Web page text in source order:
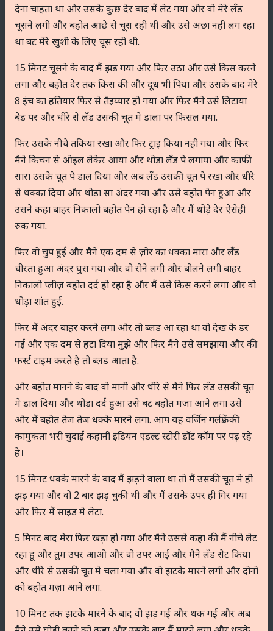
देना चाहता था और उसके कुछ देर बाद मैं लेट गया और वो मेरे लॅंड
चूसने लगी और बहोत आछे से चूस रही थी और उसे अछा नही लग रहा
था बट मेरे खुशी के लिए चूस रही थी.
15 मिनट चूसने के बाद मैं झड़ गया और फिर उठा और उसे किस करने
लगा और बहोत देर तक किस की और दूध भी पिया और उसके बाद मेरे
8 इंच का हतियार फिर से तैइय्यार हो गया और फिर मैने उसे लिटाया
बेड पर और धीरे से लॅंड उसकी चूत मे डाला पर फिसल गया.
फिर उसके नीचे तकिया रखा और फिर ट्राइ किया नही गया और फिर
मैने किचन से ओइल लेकेर आया और थोड़ा लॅंड पे लगाया और काफ़ी
सारा उसके चूत पे डाल दिया और अब लॅंड उसकी चूत पे रखा और धीरे
से धक्का दिया और थोड़ा सा अंदर गया और उसे बहोत पेन हुआ और
उसने कहा बाहर निकालो बहोत पेन हो रहा है और मैं थोड़े देर ऐसेही
रुक गया.
फिर वो चुप हुई और मैने एक दम से ज़ोर का धक्का मारा और लॅंड
चीरता हुआ अंदर घुस गया और वो रोने लगी और बोलने लगी बाहर
निकालो प्लीज़ बहोत दर्द हो रहा है और मैं उसे किस करने लगा और वो
थोड़ा शांत हुई.
फिर मैं अंदर बाहर करने लगा और तो ब्लड आ रहा था वो देख के डर
गई और एक दम से हटा दिया मुझे और फिर मैने उसे समझाया और की
फर्स्ट टाइम करते है तो ब्लड आता है.
और बहोत मानने के बाद वो मानी और धीरे से मैने फिर लॅंड उसकी चूत
मे डाल दिया और थोड़ा दर्द हुआ उसे बट बहोत मज़ा आने लगा उसे
और मैं बहोत तेज तेज धक्के मारने लगा. आप यह वर्जिन गर्लफ्रेंड की
कामुकता भरी चुदाई कहानी इंडियन एडल्ट स्टोरी डॉट कॉम पर पढ़ रहे
हे।
15 मिनट धक्के मारने के बाद मैं झड़ने वाला था तो मैं उसकी चूत मे ही
झड़ गया और वो 2 बार झड़ चुकी थी और मैं उसके उपर ही गिर गया
और फिर मैं साइड मे लेटा.
5 मिनट बाद मेरा फिर खड़ा हो गया और मैने उससे कहा की मैं नीचे लेट
रहा हू और तुम उपर आओ और वो उपर आई और मैने लॅंड सेट किया
और धीरे से उसकी चूत मे चला गया और वो झटके मारने लगी और दोनो
को बहोत मज़ा आने लगा.
10 मिनट तक झटके मारने के बाद वो झड़ गई और थक गई और अब